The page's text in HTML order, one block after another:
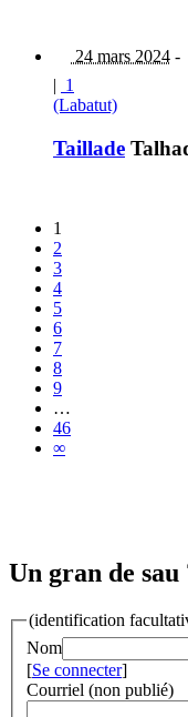
24 mars 2024 -
| 1
(Labatut)
Taillade
1
2
3
4
5
6
7
8
9
…
46
∞
Un gran de sau
(identification
Nom
[Se connecter]
Courriel (non publié)